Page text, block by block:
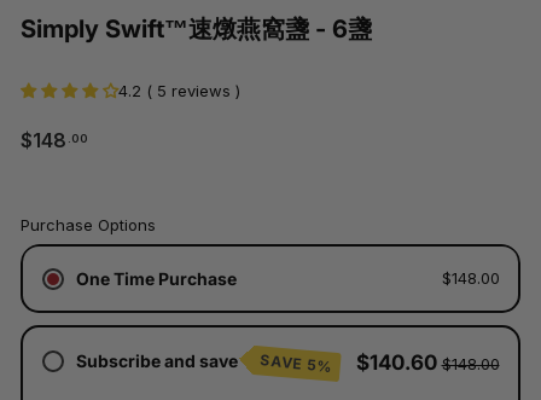
Simply Swift™速燉燕窩盞 - 6盞
4.2 ( 5 reviews )
$148 .00
常
格
已
含
稅。
費
將
於
Purchase Options
One Time Purchase $148.00
Subscribe and save SAVE 5% $140.60 $148.00